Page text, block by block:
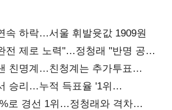
속 하락…서울 휘발윳값 1909원
전 제로 노력"…정청래 "반명 공세
친명계…친청계는 추가투표
승리…누적 득표율 '1위
로 경선 1위…정청래와 격차